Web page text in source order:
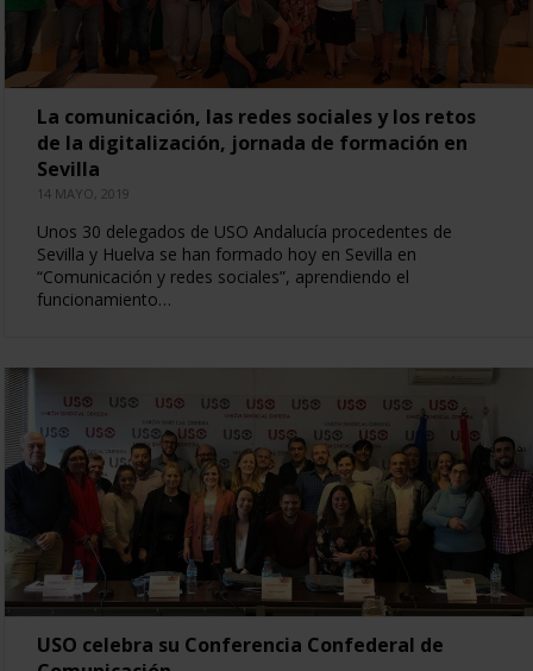
La comunicación, las redes sociales y los retos
de la digitalización, jornada de formación en
Sevilla
14 MAYO, 2019
Unos 30 delegados de USO Andalucía procedentes de
Sevilla y Huelva se han formado hoy en Sevilla en
“Comunicación y redes sociales”, aprendiendo el
funcionamiento…
USO celebra su Conferencia Confederal de